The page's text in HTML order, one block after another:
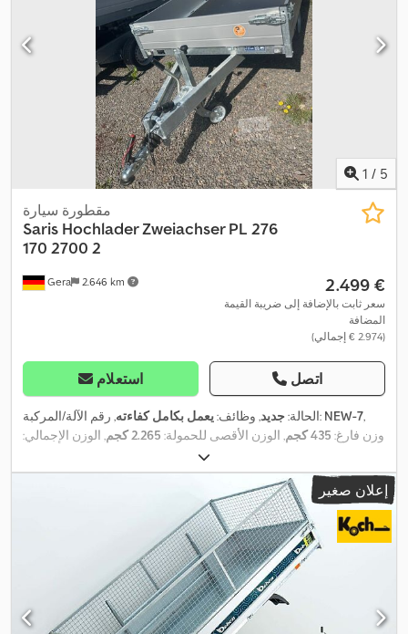
1 / 5
Gera 2.646 km
مقطورة سيارة
Saris Hochlader Zweiachser PL 276
170 2700 2
‏2.499 €
سعر ثابت بالإضافة إلى ضريبة القيمة
المضافة
(‏2.974 € إجمالي)
استعلام اتصل
الحالة:جديد, وظائف:يعمل بكامل كفاءته , رقم الآلة/المركبة: NEW-7,
وزن فارغ: 435 كجم , الوزن الأقصى للحمولة: 2.265 كجم
, الوزن الإجمالي:
محور واحد
عرض مساحة التحميل:1.700 مم , ارتفاع مساحة التحميل:300 مم
, تعليق:
, السرعة القصوى:100 كم/س
فضي
, فرامل المقطورة:مقطورة مزودة بفرامل
إعلان صغير